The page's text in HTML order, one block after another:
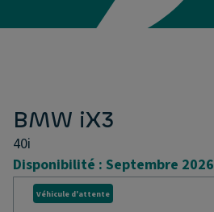
BMW iX3
40i
Disponibilité : Septembre 2026
Véhicule d'attente